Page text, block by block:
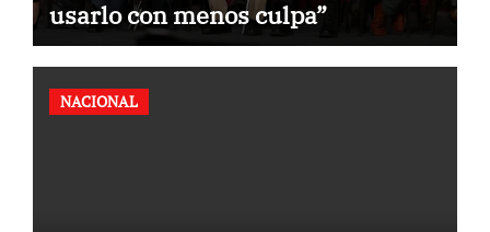
usarlo con menos culpa”
NACIONAL